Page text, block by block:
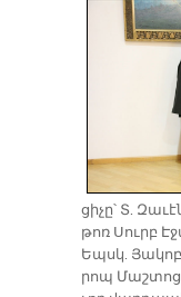
ցի­չը՝ Տ.
թոռ Սուրբ
Եպսկ.
րոպ Մաշ­տոց